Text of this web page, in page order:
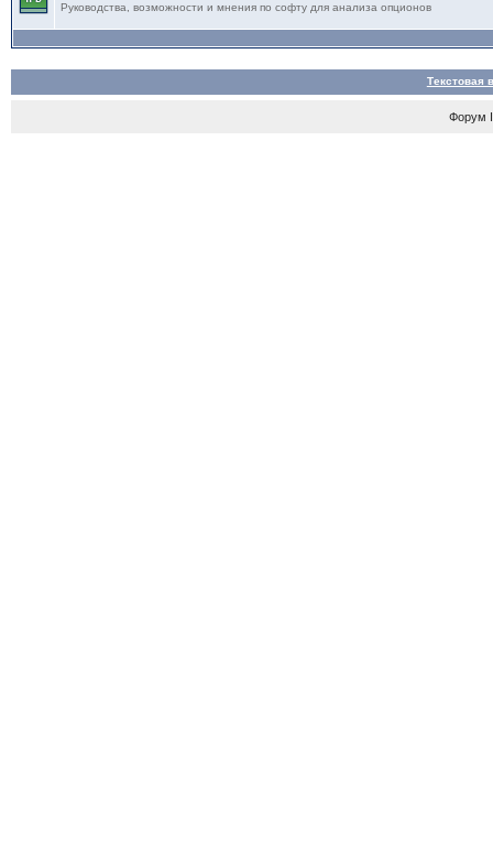
Руководства, возможности и мнения по софту для анализа опционов
Текстовая
Форум